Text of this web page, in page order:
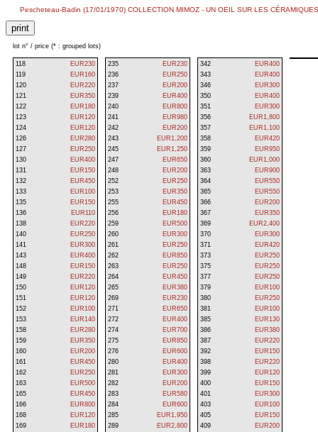
Pescheteau-Badin (17/01/1970) COLLECTION MIMOZ - UN OEIL SUR LES
lot n° / price (* : grouped lots)
118
EUR230
119
EUR160
120
EUR220
121
EUR350
122
EUR180
123
EUR120
124
EUR120
126
EUR280
127
EUR250
130
EUR400
131
EUR150
132
EUR450
133
EUR100
135
EUR150
136
EUR110
138
EUR220
140
EUR250
141
EUR300
143
EUR400
148
EUR150
149
EUR220
150
EUR120
151
EUR120
152
EUR100
153
EUR140
158
EUR280
159
EUR350
160
EUR200
161
EUR450
162
EUR250
163
EUR500
165
EUR450
166
EUR800
168
EUR120
169
EUR180
235
EUR230
236
EUR250
237
EUR200
239
EUR400
240
EUR800
241
EUR980
242
EUR200
243
EUR1,200
245
EUR1,250
247
EUR650
248
EUR200
252
EUR250
253
EUR350
255
EUR450
256
EUR180
259
EUR500
260
EUR300
261
EUR250
262
EUR850
263
EUR250
264
EUR450
265
EUR380
269
EUR230
271
EUR650
272
EUR400
274
EUR700
275
EUR850
276
EUR600
280
EUR400
281
EUR300
282
EUR200
283
EUR580
284
EUR600
285
EUR1,950
289
EUR2,800
342
EUR400
343
EUR400
346
EUR300
350
EUR400
351
EUR300
356
EUR1,800
357
EUR1,100
358
EUR420
359
EUR950
360
EUR1,000
363
EUR900
364
EUR550
365
EUR550
366
EUR200
367
EUR350
369
EUR2,400
370
EUR300
371
EUR420
373
EUR250
375
EUR250
377
EUR250
379
EUR100
380
EUR250
381
EUR100
385
EUR130
386
EUR380
387
EUR220
392
EUR150
398
EUR220
399
EUR120
400
EUR150
401
EUR300
403
EUR100
405
EUR150
409
EUR200